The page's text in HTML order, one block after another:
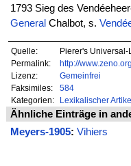
1793 Sieg des
General Chalbot, s.
Quelle:
Pierer's Universal-
Permalink:
http://
Lizenz:
Gemeinfrei
Faksimiles:
584
Kategorien:
Lexikalischer
Ähnliche Einträge in
Meyers-1905: Vihiers